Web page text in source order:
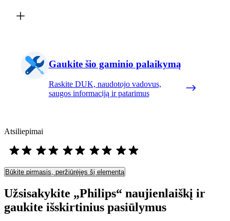
Gaukite šio gaminio palaikymą
Raskite DUK, naudotojo vadovus,
saugos informaciją ir patarimus
Atsiliepimai
Būkite pirmasis, peržiūrėjęs šį elementą
Užsisakykite „Philips“ naujienlaiškį ir
gaukite išskirtinius pasiūlymus